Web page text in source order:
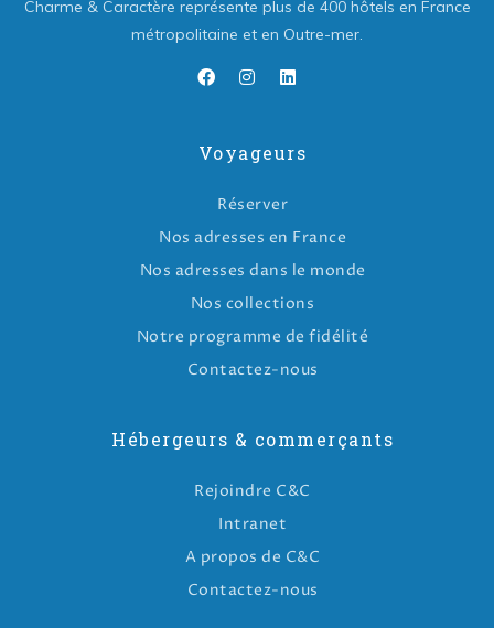
Charme & Caractère représente plus de 400 hôtels en France
métropolitaine et en Outre-mer.
Voyageurs
Réserver
Nos adresses en France
Nos adresses dans le monde
Nos collections
Notre programme de fidélité
Contactez-nous
Hébergeurs & commerçants
Rejoindre C&C
Intranet
A propos de C&C
Contactez-nous